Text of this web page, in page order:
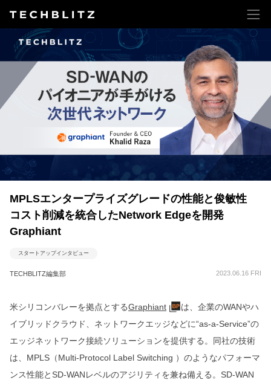
MPLSエンタープライズグレードの性能と俊敏性
コスト削減を統合したNetwork Edgeを開発
Graphiant
スタートアップインタビュー
TECHBLITZ編集部 2023.06.16 FRI
米シリコンバレーを拠点とするGraphiant
は、企業のWANやハ
イブリッドクラウド、ネットワークエッジなどに“as-a-Service”の
エッジネットワーク接続ソリューションを提供する。同社の技術
は、MPLS（Multi-Protocol Label Switching ）のようなパフォーマ
ンス性能とSD-WANレベルのアジリティを兼ね備える。SD-WAN